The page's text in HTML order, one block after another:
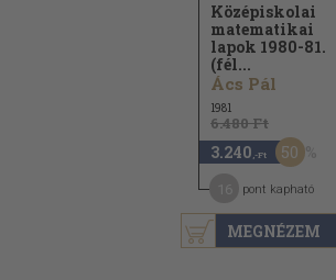
MEGNÉZEM
Középiskolai
matematikai
lapok 1980-81.
(fél...
Ács Pál
1981
6.480 Ft
3.240 ,-Ft 50
pont kapható